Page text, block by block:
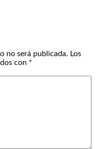
no será publicada. Los
con *